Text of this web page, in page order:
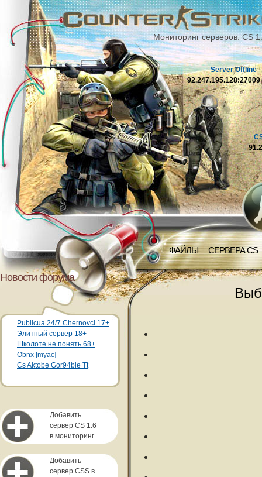
Мониторинг серверов: CS
ФАЙЛЫ СЕРВЕРА CS
Server Offline
92.247.195.128:27009
Новости форума
Publicua 24/7 Chernovci 17+
Элитный сервер 18+
Школоте не понять 68+
Obnx [myac]
Cs Aktobe Gor94bie Tt
Добавить
сервер CS 1.6
в мониторинг
Добавить
сервер CSS в